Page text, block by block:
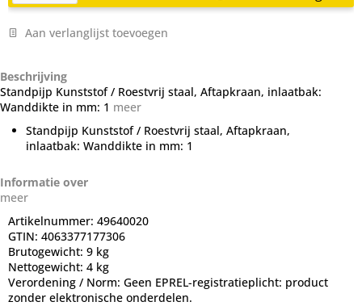
Aan verlanglijst toevoegen
Beschrijving
Standpijp Kunststof / Roestvrij staal, Aftapkraan, inlaatbak:
Wanddikte in mm: 1 meer
Standpijp Kunststof / Roestvrij staal, Aftapkraan,
inlaatbak: Wanddikte in mm: 1
Informatie over
meer
Artikelnummer: 49640020
GTIN: 4063377177306
Brutogewicht: 9 kg
Nettogewicht: 4 kg
Verordening / Norm: Geen EPREL-registratieplicht: product
zonder elektronische onderdelen.